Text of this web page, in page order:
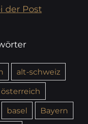
der Post
alt-schweiz
basel
Bayern